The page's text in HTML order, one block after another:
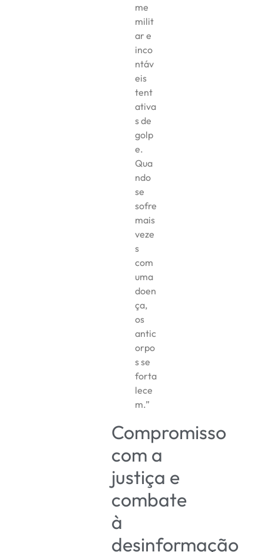
me
milit
ar e
inco
ntáv
eis
tent
ativa
s de
golp
e.
Qua
ndo
se
sofre
mais
veze
s
com
uma
doen
ça,
os
antic
orpo
s se
forta
lece
m.”
Compromisso
com a
justiça e
combate
à
desinformação